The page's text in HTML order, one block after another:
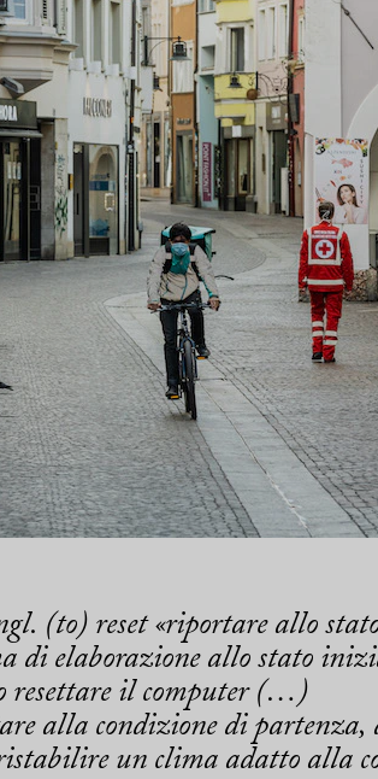
(to) reset «riportare allo
di elaborazione allo stato
resettare il computer (…)
alla condizione di
un clima adatto alla